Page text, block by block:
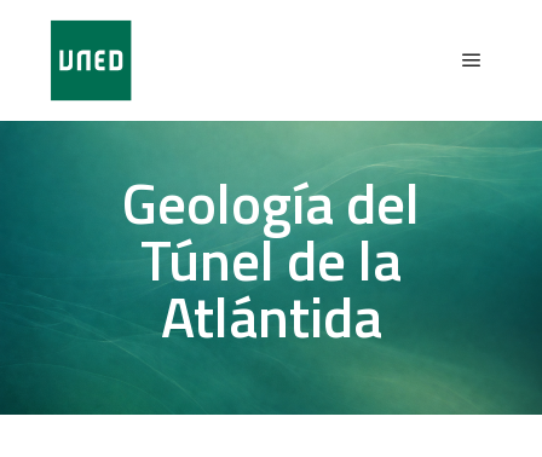
Geología del
Túnel de la
Atlántida